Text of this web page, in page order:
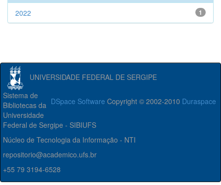
1
2022
UNIVERSIDADE FEDERAL DE SERGIPE
DSpace Software Copyright © 2002-2010 Duraspace
Sistema de
Bibliotecas da
Universidade
Federal de Sergipe - SIBIUFS
Núcleo de Tecnologia da Informação - NTI
repositorio@academico.ufs.br
+55 79 3194-6528